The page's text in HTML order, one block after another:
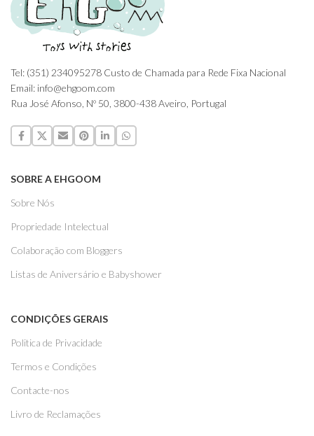
Tel: (351) 234095278 Custo de Chamada para Rede Fixa Nacional
Email: info@ehgoom.com
Rua José Afonso, Nº 50, 3800-438 Aveiro, Portugal
SOBRE A EHGOOM
Sobre Nós
Propriedade Intelectual
Colaboração com Bloggers
Listas de Aniversário e Babyshower
CONDIÇÕES GERAIS
Politica de Privacidade
Termos e Condições
Contacte-nos
Livro de Reclamações